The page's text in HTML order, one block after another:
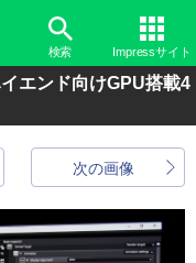
検索 Impressサイト
エンド向けGPU搭載4
次の画像